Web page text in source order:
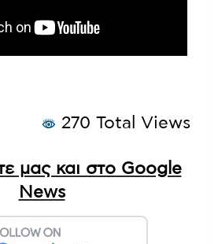
270 Total Views
μας και στο Google
News